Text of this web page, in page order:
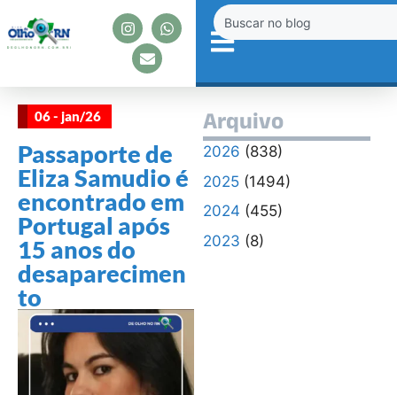
06 - jan/26
Passaporte de
Eliza Samudio é
encontrado em
Portugal após
15 anos do
desaparecimen
to
Arquivo
2026 (838)
2025(1494)
2024 (455)
2023 (8)